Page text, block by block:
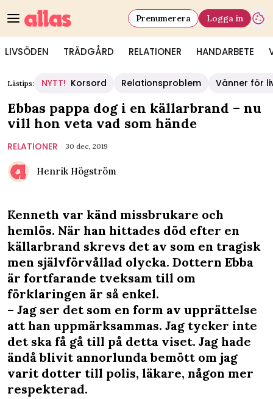
LIVSÖDEN TRÄDGÅRD RELATIONER HANDARBETE
Prenumerera Logga in
Lästips: NYTT! Korsord Relationsproblem Vänner för
Ebbas pappa dog i en källarbrand – nu
vill hon veta vad som hände
RELATIONER 30 dec, 2019
Henrik Högström
Kenneth var känd missbrukare och
hemlös. När han hittades död efter en
källarbrand skrevs det av som en tragisk
men självförvållad olycka. Dottern Ebba
är fortfarande tveksam till om
förklaringen är så enkel.
– Jag ser det som en form av upprättelse
att han uppmärksammas. Jag tycker inte
det ska få gå till på detta viset. Jag hade
ändå blivit annorlunda bemött om jag
varit dotter till polis, läkare, någon mer
respekterad.